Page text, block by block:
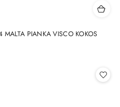
PIANKA VISCO KOKOS